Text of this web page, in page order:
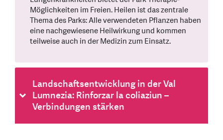
Möglichkeiten im Freien. Heilen ist das zentrale
Thema des Parks: Alle verwendeten Pflanzen haben
eine nachgewiesene Heilwirkung und kommen
teilweise auch in der Medizin zum Einsatz.
Landschaftsentwicklung in der Val
Lumnezia: Rinforzar la coliaziun –
Verbindungen stärken